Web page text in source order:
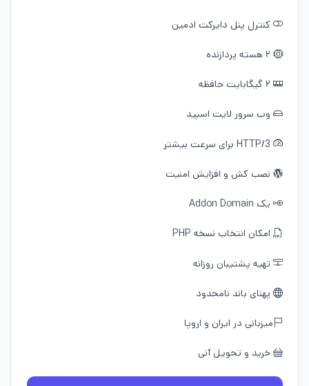
کنترل پنل دایرکت ادمین
وب سرور لایت اسپید
نصب کش و افزایش امنیت
یک Addon Domain
امکان انتخاب نسخه PHP
تهیه پشتیبان روزانه
پهنای باند نامحدود
میزبانی در ایران و اروپا
خرید و تحویل آنی